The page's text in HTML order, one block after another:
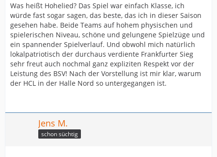
Was heißt Hohelied? Das Spiel war einfach Klasse, ich
würde fast sogar sagen, das beste, das ich in dieser Saison
gesehen habe. Beide Teams auf hohem physischen und
spielerischen Niveau, schöne und gelungene Spielzüge und
ein spannender Spielverlauf. Und obwohl mich natürlich
lokalpatriotisch der durchaus verdiente Frankfurter Sieg
sehr freut auch nochmal ganz expliziten Respekt vor der
Leistung des BSV! Nach der Vorstellung ist mir klar, warum
der HCL in der Halle Nord so untergegangen ist.
Jens M.
schon süchtig